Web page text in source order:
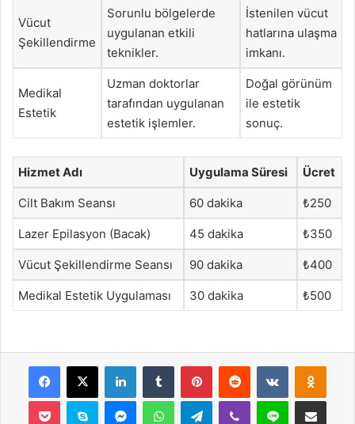
Vücut
Şekillendirme
Sorunlu bölgelerde
uygulanan etkili
teknikler.
İstenilen vücut
hatlarına ulaşma
imkanı.
Medikal
Estetik
Uzman doktorlar
tarafından uygulanan
estetik işlemler.
Doğal görünüm
ile estetik
sonuç.
Hizmet Adı Uygulama Süresi Ücret
Cilt Bakım Seansı 60 dakika ₺250
Lazer Epilasyon (Bacak) 45 dakika ₺350
Vücut Şekillendirme Seansı 90 dakika ₺400
Medikal Estetik Uygulaması 30 dakika ₺500
Facebook
X LinkedInTumblr PinterestReddit VKontakte
Pocket Skype MessengerWhatsAppTelegramViber Line E-Posta ile